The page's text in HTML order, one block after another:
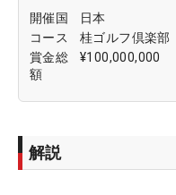
開催国
日本
コース
桂ゴルフ倶楽部
賞金総
額
¥100,000,000
解説